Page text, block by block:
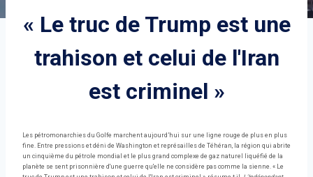
« Le truc de Trump est une
trahison et celui de l'Iran
est criminel »
Les pétromonarchies du Golfe marchent aujourd’hui sur une ligne rouge de plus en plus
fine. Entre pressions et déni de Washington et représailles de Téhéran, la région qui abrite
un cinquième du pétrole mondial et le plus grand complexe de gaz naturel liquéfié de la
planète se sent prisonnière d'une guerre qu'elle ne considère pas comme la sienne. « Le